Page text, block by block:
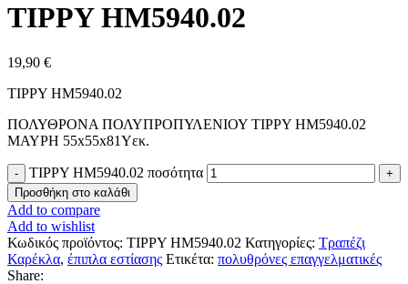
TIPPY HM5940.02
19,90 €
TIPPY HM5940.02
ΠΟΛΥΘΡΟΝΑ ΠΟΛΥΠΡΟΠΥΛΕΝΙΟΥ TIPPY HM5940.02
ΜΑΥΡΗ 55x55x81Υεκ.
TIPPY HM5940.02 ποσότητα
Προσθήκη στο καλάθι
Add to compare
Add to wishlist
Κωδικός προϊόντος: TIPPY HM5940.02 Κατηγορίες: Τραπέζι
Καρέκλα, έπιπλα εστίασης Ετικέτα: πολυθρόνες επαγγελματικές
Share: